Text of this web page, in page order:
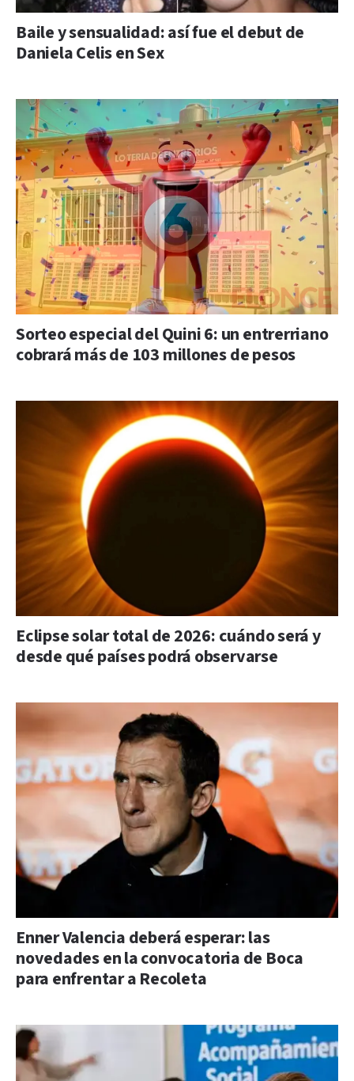
Baile y sensualidad: así fue el debut de
Daniela Celis en Sex
Sorteo especial del Quini 6: un entrerriano
cobrará más de 103 millones de pesos
Eclipse solar total de 2026: cuándo será y
desde qué países podrá observarse
Enner Valencia deberá esperar: las
novedades en la convocatoria de Boca
para enfrentar a Recoleta